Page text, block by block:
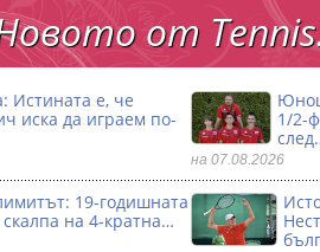
от
Истината е, че
иска да играем по-
1/2-
на 07.08.2026
19-годишната
на 4-кратна…